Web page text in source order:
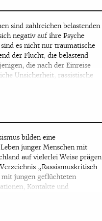
rund um junge
mit Straffälligkeit
sind zahlreichen belastenden
negativ auf ihre Psyche
es nicht nur traumatische
der Flucht, die belastend
die nach der Einreise
Unsicherheit, rassistische
große Probleme in der
im engen Austausch mit
den örtlichen
und
Schutzfaktor für die
Belastungsfaktoren
beleuchtet die
psychosozialen Versorgung
psychosoziale Versorgung
bilden eine
junger Menschen mit
auf vielerlei Weise prägen
„Rassismuskritisch
jungen geflüchteten
Kontakte und
mit Diskriminierung und